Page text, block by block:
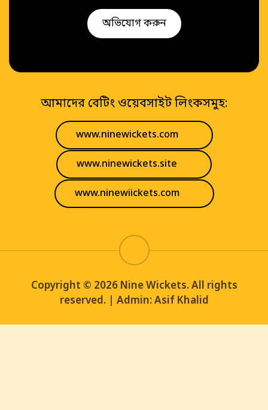
অভিযোগ করুন
আমাদের বেটিং ওয়েবসাইট লিংকসমুহ:
www.ninewickets.com
www.ninewickets.site
www.ninewiickets.com
Copyright © 2026 Nine Wickets. All rights
reserved. | Admin: Asif Khalid